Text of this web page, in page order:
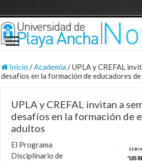
Inicio /Academia/UPLA y CREFAL
desafíos en la formación de educadores
UPLA y CREFAL invitan a
desafíos en la formación de
adultos
El Programa
Disciplinario de